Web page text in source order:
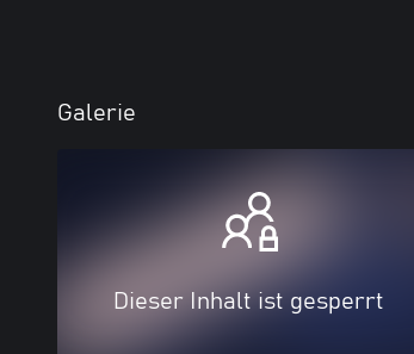
Galerie
Dieser Inhalt ist gesperrt